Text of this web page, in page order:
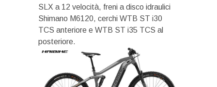
SLX a 12 velocità, freni a disco idraulici
Shimano M6120, cerchi WTB ST i30
TCS anteriore e WTB ST i35 TCS al
posteriore.